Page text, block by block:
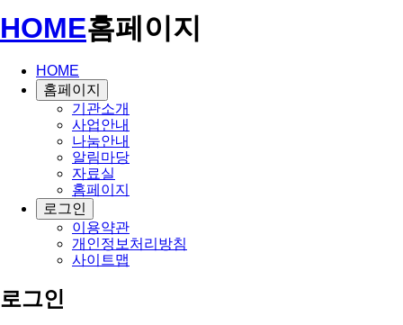
HOME홈페이지
HOME
홈페이지
기관소개
사업안내
나눔안내
알림마당
자료실
홈페이지
로그인
이용약관
개인정보처리방침
사이트맵
로그인